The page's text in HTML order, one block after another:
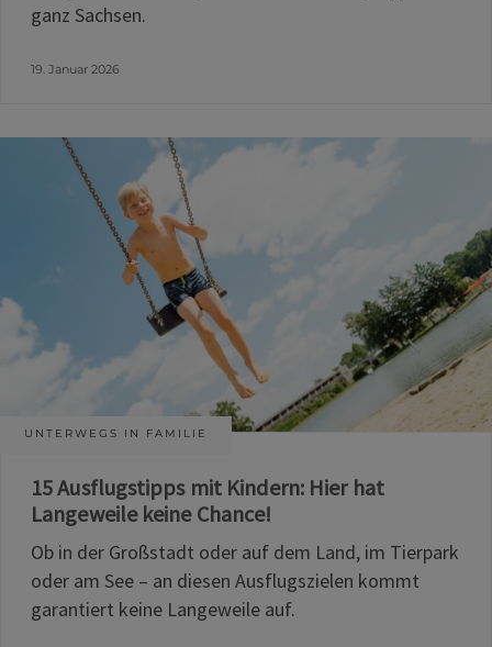
ganz Sachsen.
19. Januar 2026
UNTERWEGS IN FAMILIE
15 Ausflugstipps mit Kindern: Hier hat
Langeweile keine Chance!
Ob in der Großstadt oder auf dem Land, im Tierpark
oder am See – an diesen Ausflugszielen kommt
garantiert keine Langeweile auf.